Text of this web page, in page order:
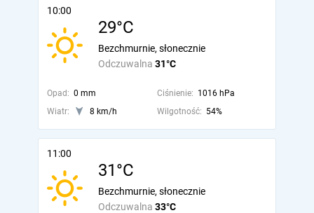
10:00
29°C
Odczuwalna 31°C
Bezchmurnie, słonecznie
Opad: 0 mm Ciśnienie: 1016 hPa
Wiatr:
8 km/h Wilgotność: 54%
11:00
31°C
Odczuwalna 33°C
Bezchmurnie, słonecznie